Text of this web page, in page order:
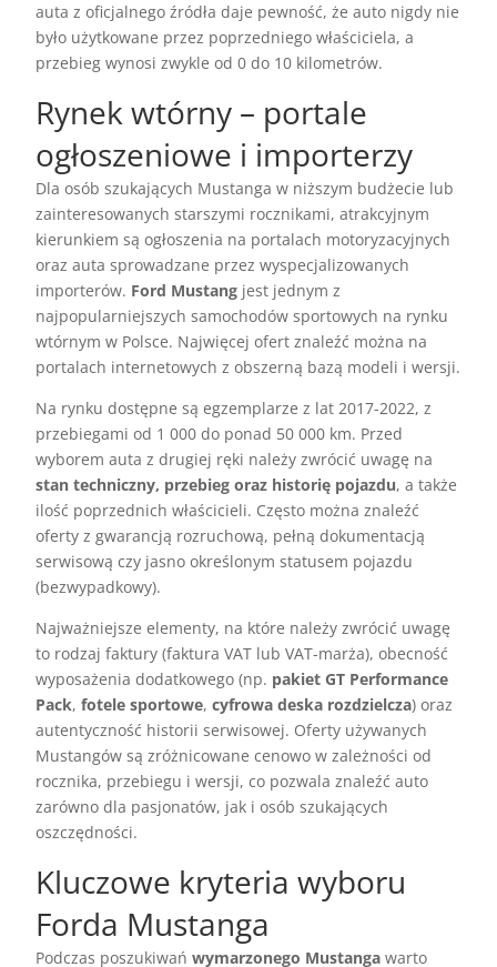
auta z oficjalnego źródła daje pewność, że auto nigdy nie
było użytkowane przez poprzedniego właściciela, a
przebieg wynosi zwykle od 0 do 10 kilometrów.
Rynek wtórny – portale
ogłoszeniowe i importerzy
Dla osób szukających Mustanga w niższym budżecie lub
zainteresowanych starszymi rocznikami, atrakcyjnym
kierunkiem są ogłoszenia na portalach motoryzacyjnych
oraz auta sprowadzane przez wyspecjalizowanych
importerów. Ford Mustang jest jednym z
najpopularniejszych samochodów sportowych na rynku
wtórnym w Polsce. Najwięcej ofert znaleźć można na
portalach internetowych z obszerną bazą modeli i wersji.
Na rynku dostępne są egzemplarze z lat 2017-2022, z
przebiegami od 1 000 do ponad 50 000 km. Przed
wyborem auta z drugiej ręki należy zwrócić uwagę na
stan techniczny, przebieg oraz historię pojazdu, a także
ilość poprzednich właścicieli. Często można znaleźć
oferty z gwarancją rozruchową, pełną dokumentacją
serwisową czy jasno określonym statusem pojazdu
(bezwypadkowy).
Najważniejsze elementy, na które należy zwrócić uwagę
to rodzaj faktury (faktura VAT lub VAT-marża), obecność
wyposażenia dodatkowego (np. pakiet GT Performance
Pack,fotele sportowe,cyfrowa deska rozdzielcza) oraz
autentyczność historii serwisowej. Oferty używanych
Mustangów są zróżnicowane cenowo w zależności od
rocznika, przebiegu i wersji, co pozwala znaleźć auto
zarówno dla pasjonatów, jak i osób szukających
oszczędności.
Kluczowe kryteria wyboru
Forda Mustanga
Podczas poszukiwańwymarzonego Mustanga warto